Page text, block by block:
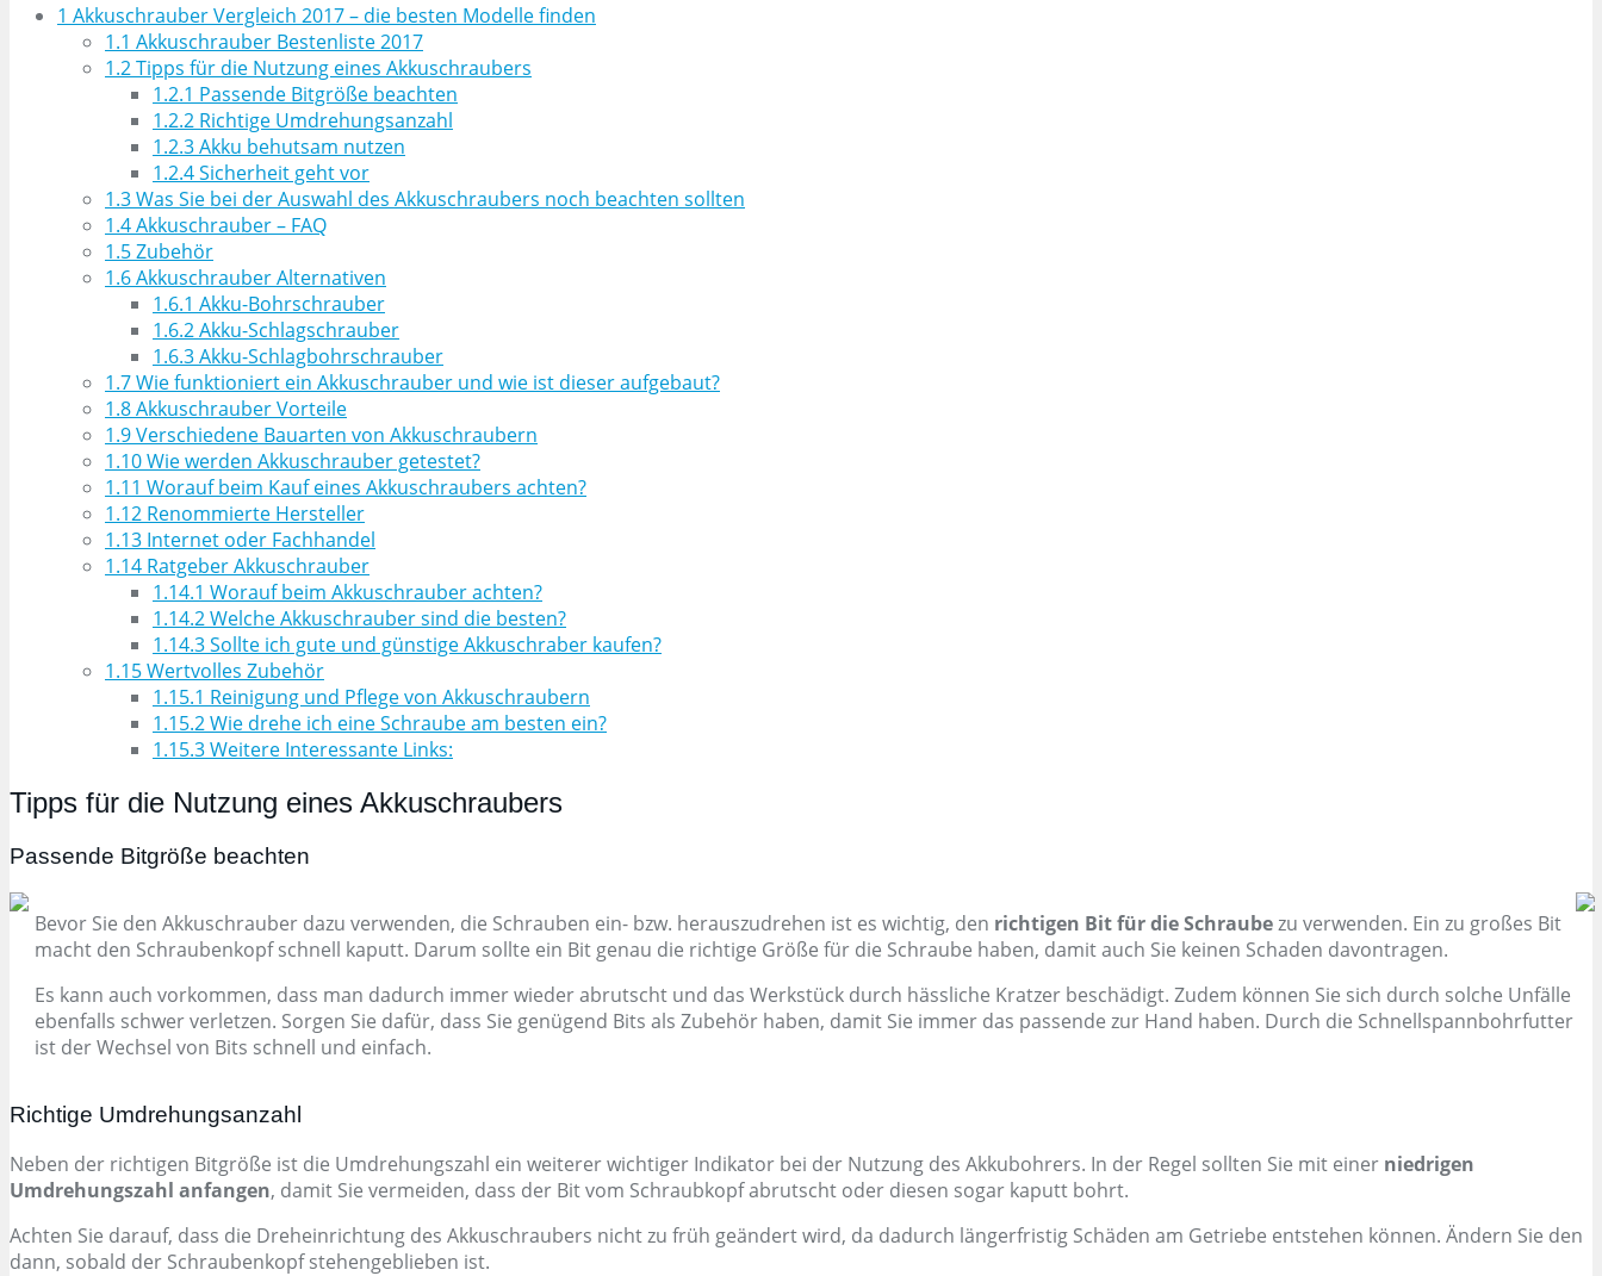
1 Akkuschrauber Vergleich 2017 – die besten Modelle finden
1.1 Akkuschrauber Bestenliste 2017
1.2Tipps für die Nutzung eines Akkuschraubers
1.2.1 Passende Bitgröße beachten
1.2.2 Richtige Umdrehungsanzahl
1.2.3Akku behutsam nutzen
1.2.4Sicherheit geht vor
1.3Was Sie bei der Auswahl des Akkuschraubers noch beachten sollten
1.4Akkuschrauber – FAQ
1.5Zubehör
1.6Akkuschrauber Alternativen
1.6.1 Akku-Bohrschrauber
1.6.2Akku-Schlagschrauber
1.6.3Akku-Schlagbohrschrauber
1.7Wie funktioniert ein Akkuschrauber und wie ist dieser aufgebaut?
1.8Akkuschrauber Vorteile
1.9Verschiedene Bauarten von Akkuschraubern
1.10Wie werden Akkuschrauber getestet?
1.11 Worauf beim Kauf eines Akkuschraubers achten?
1.12 Renommierte Hersteller
1.13 Internet oder Fachhandel
1.14 Ratgeber Akkuschrauber
1.14.1 Worauf beim Akkuschrauber achten?
1.14.2Welche Akkuschrauber sind die besten?
1.14.3Sollte ich gute und günstige Akkuschraber kaufen?
1.15Wertvolles Zubehör
1.15.1 Reinigung und Pflege von Akkuschraubern
1.15.2Wie drehe ich eine Schraube am besten ein?
1.15.3Weitere Interessante Links:
Tipps für die Nutzung eines Akkuschraubers
Passende Bitgröße beachten
Bevor Sie den Akkuschrauber dazu verwenden, die Schrauben ein- bzw. herauszudrehen ist es wichtig, den richtigen Bit für die Schraubezu verwenden. Ein zu großes Bit
macht den Schraubenkopf schnell kaputt. Darum sollte ein Bit genau die richtige Größe für die Schraube haben, damit auch Sie keinen Schaden davontragen.
Es kann auch vorkommen, dass man dadurch immer wieder abrutscht und das Werkstück durch hässliche Kratzer beschädigt. Zudem können Sie sich durch solche Unfälle
ebenfalls schwer verletzen. Sorgen Sie dafür, dass Sie genügend Bits als Zubehör haben, damit Sie immer das passende zur Hand haben. Durch die Schnellspannbohrfutter
ist der Wechsel von Bits schnell und einfach.
Richtige Umdrehungsanzahl
Neben der richtigen Bitgröße ist die Umdrehungszahl ein weiterer wichtiger Indikator bei der Nutzung des Akkubohrers. In der Regel sollten Sie mit einer niedrigen
Umdrehungszahl anfangen, damit Sie vermeiden, dass der Bit vom Schraubkopf abrutscht oder diesen sogar kaputt bohrt.
Achten Sie darauf, dass die Dreheinrichtung des Akkuschraubers nicht zu früh geändert wird, da dadurch längerfristig Schäden am Getriebe entstehen können. Ändern Sie den
dann, sobald der Schraubenkopf stehengeblieben ist.